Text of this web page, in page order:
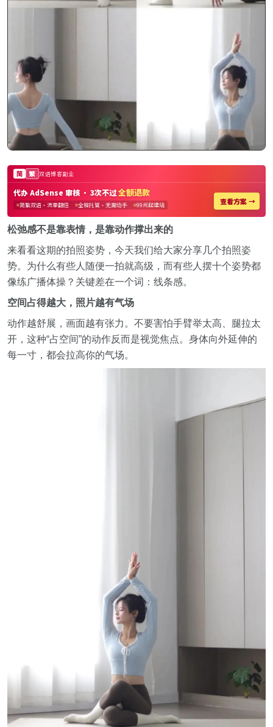
松弛感不是靠表情，是靠动作撑出来的
来看看这期的拍照姿势，今天我们给大家分享几个拍照姿
势。为什么有些人随便一拍就高级，而有些人摆十个姿势都
像练广播体操？关键差在一个词：线条感。
空间占得越大，照片越有气场
动作越舒展，画面越有张力。不要害怕手臂举太高、腿拉太
开，这种“占空间”的动作反而是视觉焦点。身体向外延伸的
每一寸，都会拉高你的气场。